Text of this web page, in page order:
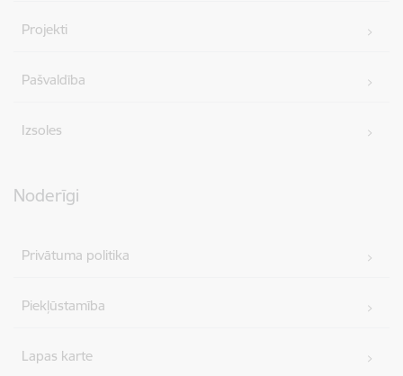
Projekti
Pašvaldība
Izsoles
Noderīgi
Privātuma politika
Piekļūstamība
Lapas karte